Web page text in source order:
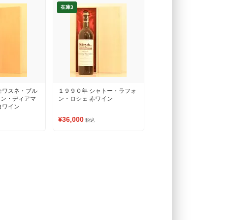
ワスネ・ブル
・ディアマ
ワイン
在庫3
１９９０年 シャトー・ラフォ
ン・ロシェ 赤ワイン
¥36,000 税込